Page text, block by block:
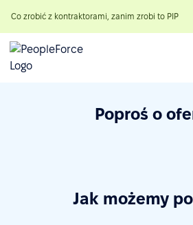
Co zrobić z kontraktorami, zanim zrobi to PIP
Poproś o
Jak możemy